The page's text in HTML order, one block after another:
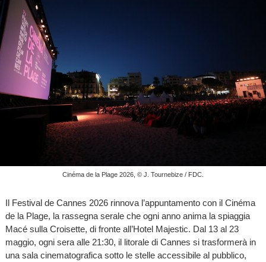
Cinéma de la Plage 2026, © J. Tournebize / FDC.
Il Festival de Cannes 2026 rinnova l’appuntamento con il Cinéma
de la Plage, la rassegna serale che ogni anno anima la spiaggia
Macé sulla Croisette, di fronte all’Hotel Majestic. Dal 13 al 23
maggio, ogni sera alle 21:30, il litorale di Cannes si trasformerà in
una sala cinematografica sotto le stelle accessibile al pubblico,